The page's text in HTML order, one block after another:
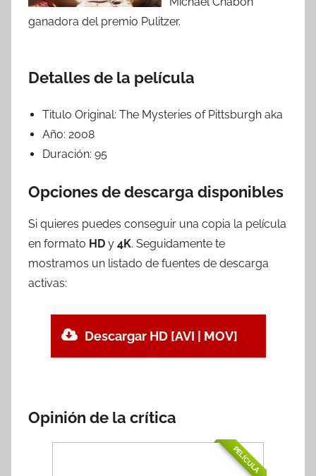
ganadora del premio Pulitzer.
Detalles de la película
Titulo Original: The Mysteries of Pittsburgh aka
Año: 2008
Duración: 95
Opciones de descarga disponibles
Si quieres puedes conseguir una copia la película
en formato HD y 4K. Seguidamente te
mostramos un listado de fuentes de descarga
activas:
Descargar HD [AVI | MOV]
Opinión de la crítica
PELÍCULA